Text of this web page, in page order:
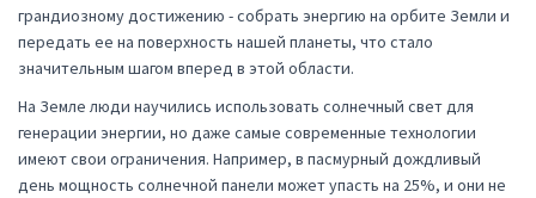
грандиозному достижению - собрать энергию на орбите Земли и
передать ее на поверхность нашей планеты, что стало
значительным шагом вперед в этой области.
На Земле люди научились использовать солнечный свет для
генерации энергии, но даже самые современные технологии
имеют свои ограничения. Например, в пасмурный дождливый
день мощность солнечной панели может упасть на 25%, и они не